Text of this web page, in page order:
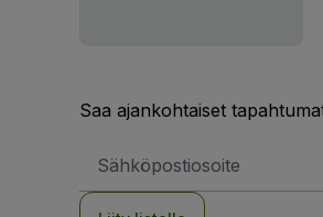
Saa ajankohtaiset